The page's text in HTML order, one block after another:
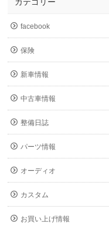
facebook
保険
新車情報
中古車情報
整備日誌
パーツ情報
オーディオ
カスタム
お買い上げ情報